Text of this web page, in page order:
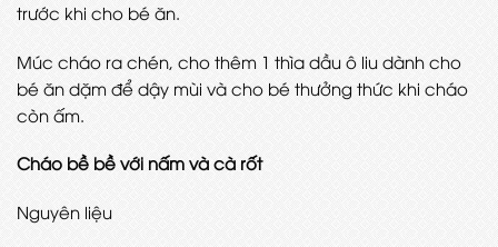
trước khi cho bé ăn.
Múc cháo ra chén, cho thêm 1 thìa dầu ô liu dành cho
bé ăn dặm để dậy mùi và cho bé thưởng thức khi cháo
còn ấm.
Cháo bề bề với nấm và cà rốt
Nguyên liệu